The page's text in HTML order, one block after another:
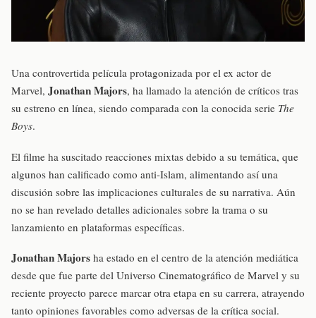
Una controvertida película protagonizada por el ex actor de
Marvel, Jonathan Majors, ha llamado la atención de críticos tras
su estreno en línea, siendo comparada con la conocida serie The
Boys.
El filme ha suscitado reacciones mixtas debido a su temática, que
algunos han calificado como anti-Islam, alimentando así una
discusión sobre las implicaciones culturales de su narrativa. Aún
no se han revelado detalles adicionales sobre la trama o su
lanzamiento en plataformas específicas.
Jonathan Majors ha estado en el centro de la atención mediática
desde que fue parte del Universo Cinematográfico de Marvel y su
reciente proyecto parece marcar otra etapa en su carrera, atrayendo
tanto opiniones favorables como adversas de la crítica social.